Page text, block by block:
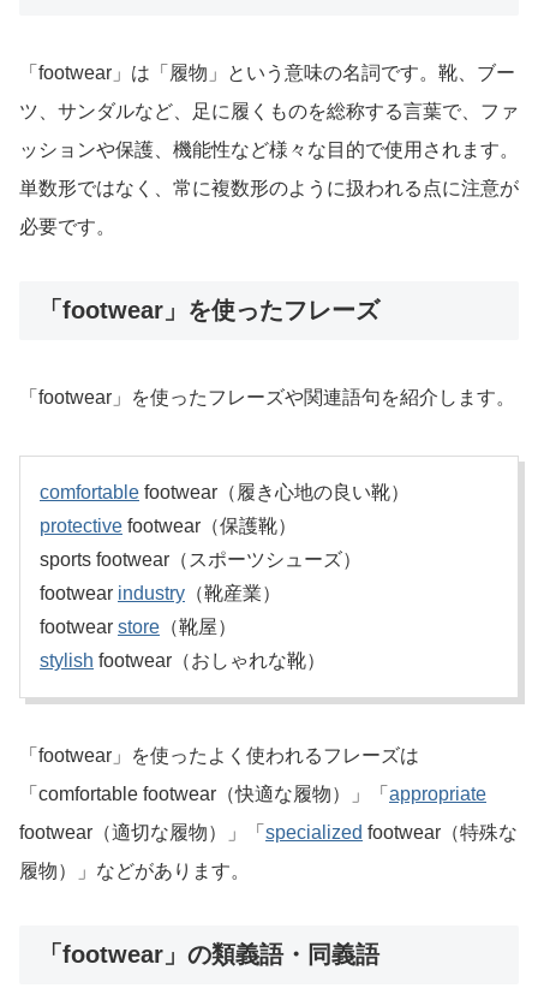
「footwear」は「履物」という意味の名詞です。靴、ブー
ツ、サンダルなど、足に履くものを総称する言葉で、ファ
ッションや保護、機能性など様々な目的で使用されます。
単数形ではなく、常に複数形のように扱われる点に注意が
必要です。
「footwear」を使ったフレーズ
「footwear」を使ったフレーズや関連語句を紹介します。
comfortable footwear（履き心地の良い靴）
protective footwear（保護靴）
sports footwear（スポーツシューズ）
footwear industry （靴産業）
footwear store （靴屋）
stylish footwear（おしゃれな靴）
「footwear」を使ったよく使われるフレーズは
「comfortable footwear（快適な履物）」「 appropriate
footwear（適切な履物）」「 specialized footwear（特殊な
履物）」などがあります。
「footwear」の類義語・同義語